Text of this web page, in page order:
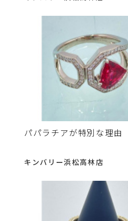
パパラチアが特別な理由
キンバリー浜松高林店